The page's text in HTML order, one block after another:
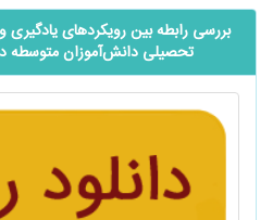
بررسی رابطه بین رویکردهای
تحصیلی ‌‌دانش‌آموزان متوسطه